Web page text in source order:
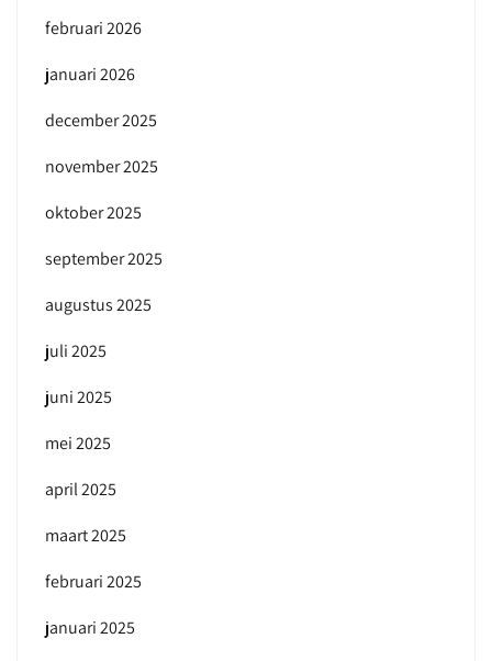
februari 2026
januari 2026
december 2025
november 2025
oktober 2025
september 2025
augustus 2025
juli 2025
juni 2025
mei 2025
april 2025
maart 2025
februari 2025
januari 2025